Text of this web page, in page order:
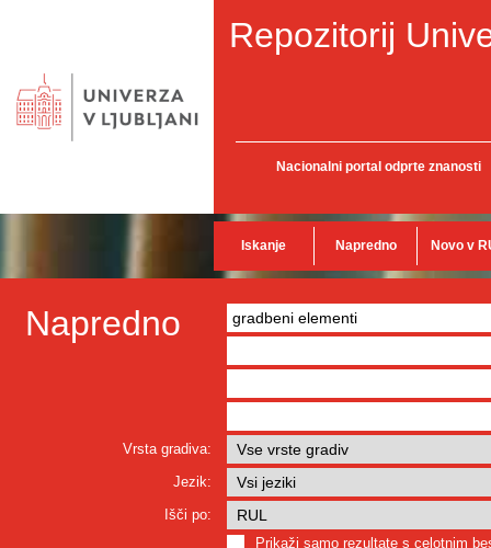
Repozitorij
Nacionalni portal odprte znanosti
Iskanje Napredno Novo v
Napredno
Vrsta gradiva:
Jezik:
Išči po:
Prikaži samo rezultate s celotnim